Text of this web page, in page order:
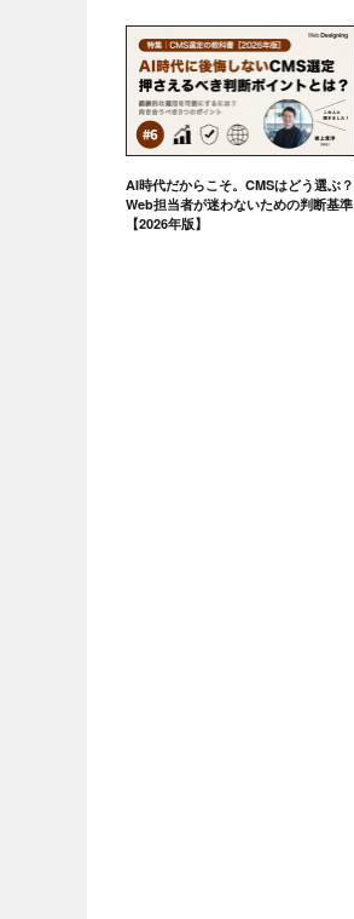
AI時代だからこそ。CMSはどう選ぶ？
Web担当者が迷わないための判断基準
【2026年版】